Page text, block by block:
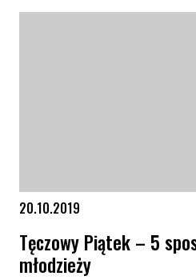
20.10.2019
Tęczowy Piątek – 5
młodzieży